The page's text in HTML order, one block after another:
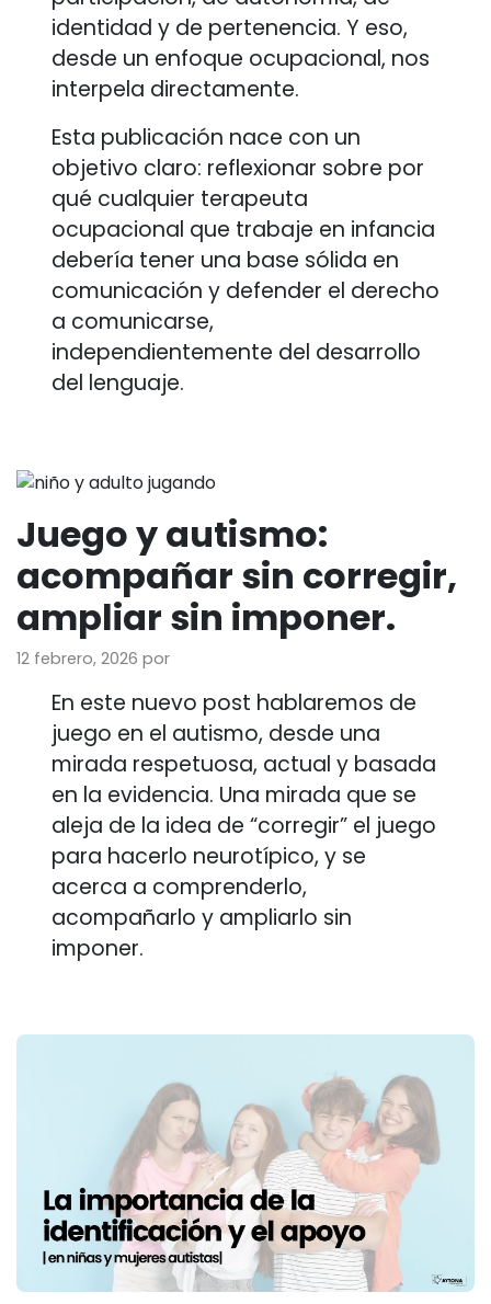
identidad y de pertenencia. Y eso,
desde un enfoque ocupacional, nos
interpela directamente.
Esta publicación nace con un
objetivo claro: reflexionar sobre por
qué cualquier terapeuta
ocupacional que trabaje en infancia
debería tener una base sólida en
comunicación y defender el derecho
a comunicarse,
independientemente del desarrollo
del lenguaje.
Juego y autismo:
acompañar sin corregir,
ampliar sin imponer.
12 febrero, 2026 por
En este nuevo post hablaremos de
juego en el autismo, desde una
mirada respetuosa, actual y basada
en la evidencia. Una mirada que se
aleja de la idea de “corregir” el juego
para hacerlo neurotípico, y se
acerca a comprenderlo,
acompañarlo y ampliarlo sin
imponer.